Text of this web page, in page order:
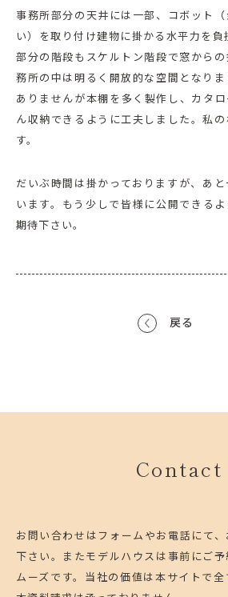
事務所部分の天井には一部、コボット
い）を取り付け建物に掛かる水平力を
部分の階段もスケルトン階段で窓から
務所の中は明るく開放的な空間となり
ありませんが本棚を多く製作し、カタ
ん収納できるように工夫しました。私
す。
だいぶ時間は掛かっておりますが、あ
います。もう少しで皆様に公開できる
期待下さい。
戻る
Contact
お問い合わせはフォームやお電話にて
下さい。 またモデルハウスは事前にご
ムーズです。 当社の価値は本サイトで